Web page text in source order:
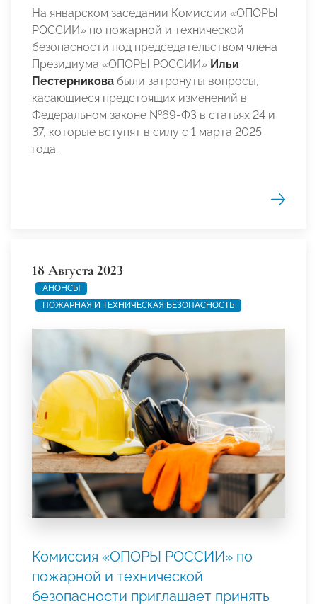
На январском заседании Комиссии «ОПОРЫ
РОССИИ» по пожарной и технической
безопасности под председательством члена
Президиума «ОПОРЫ РОССИИ» Ильи
Пестерникова были затронуты вопросы,
касающиеся предстоящих изменений в
Федеральном законе №69-ФЗ в статьях 24 и
37, которые вступят в силу с 1 марта 2025
года.
18 Августа 2023
АНОНСЫ
ПОЖАРНАЯ И ТЕХНИЧЕСКАЯ БЕЗОПАСНОСТЬ
Комиссия «ОПОРЫ РОССИИ» по
пожарной и технической
безопасности приглашает принять